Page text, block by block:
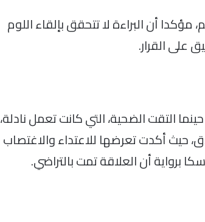
أن البراءة لا تتحقق بإلقاء اللوم
على القرار.
فصول القضية إلى غشت من سنة 2018، حينما التقت الضحية، التي كانت تعمل نادلة،
حيث أكدت تعرضها للاعتداء والاغتصاب
برواية أن العلاقة تمت بالتراضي.